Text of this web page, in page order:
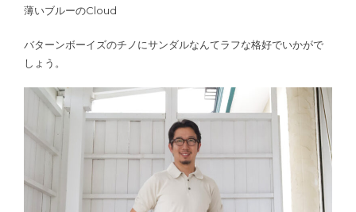
薄いブルーのCloud
バターンボーイズのチノにサンダルなんてラフな格好でいかがで
しょう。